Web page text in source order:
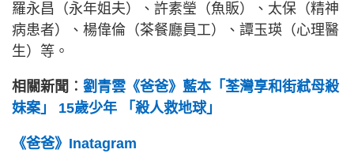
羅永昌（永年姐夫）、許素瑩（魚販）、太保（精神
病患者）、楊偉倫（茶餐廳員工）、譚玉瑛（心理醫
生）等。
相關新聞︰ 劉青雲《爸爸》藍本「荃灣享和街弒母殺
妹案」 15歲少年 「殺人救地球」
《爸爸》Inatagram